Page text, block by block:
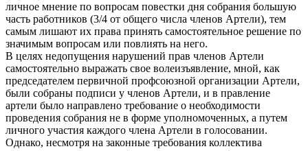
личное мнение по вопросам повестки дня собрания большую
часть работников (3/4 от общего числа членов Артели), тем
самым лишают их права принять самостоятельное решение по
значимым вопросам или повлиять на него.
В целях недопущения нарушений прав членов Артели
самостоятельно выражать свое волеизъявление, мной, как
председателем первичной профсоюзной организации Артели,
были собраны подписи у членов Артели, и в правление
артели было направлено требование о необходимости
проведения собрания не в форме уполномоченных, а путем
личного участия каждого члена Артели в голосовании.
Однако, несмотря на законные требования коллектива